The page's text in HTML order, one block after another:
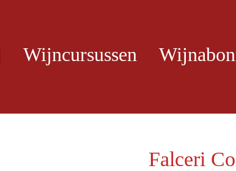
Wijncursussen
Falceri